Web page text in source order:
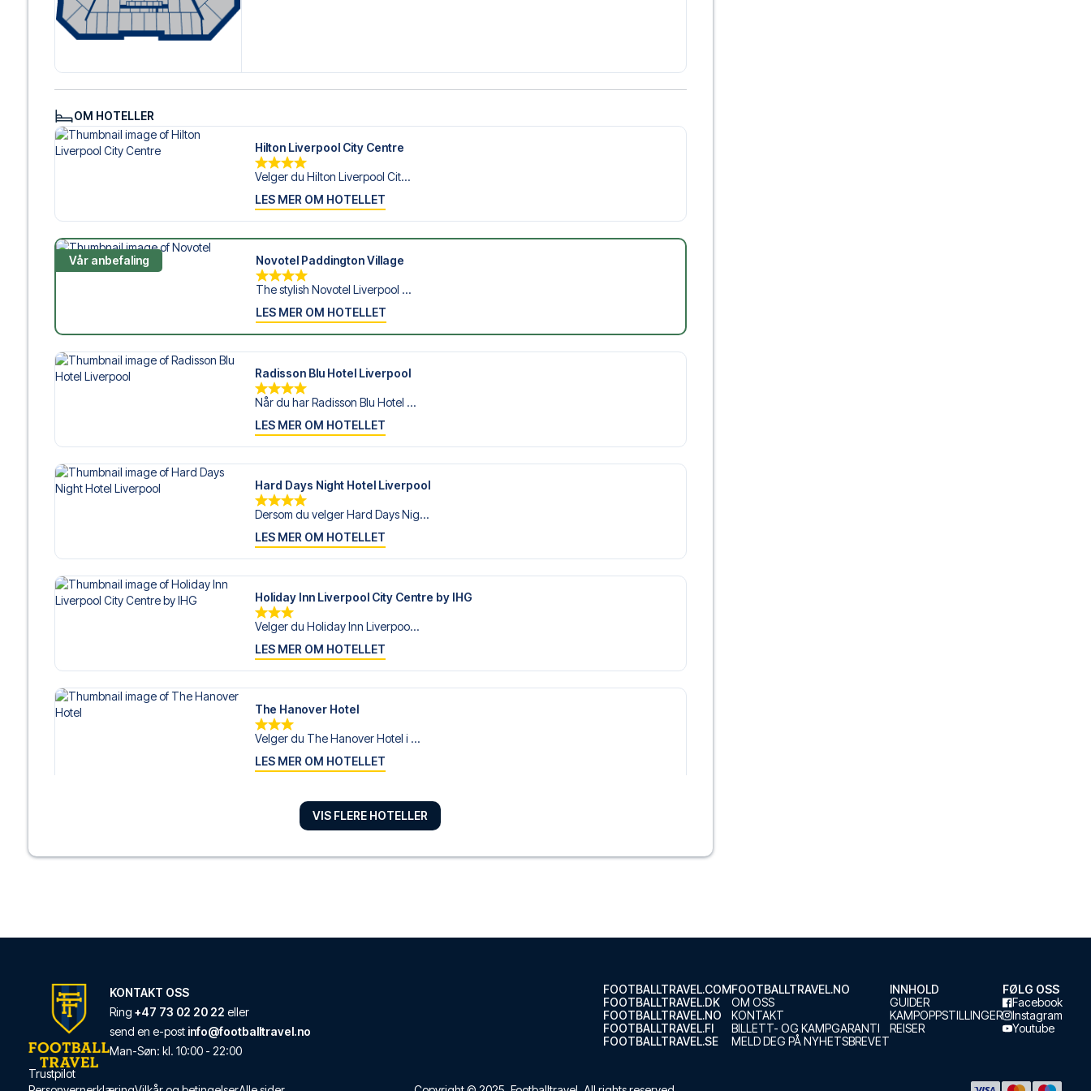
hjelp til å bestille reisen.
Er du klar for å oppleve Everton på Hill Dickinson Stadium mot Manchester City? Kontakt oss idag, og la oss hjelpe
OM HOTELLER
Hilton Liverpool City Centre
Velger du Hilton Liverpool Cit...
LES MER OM HOTELLET
Vår anbefaling Novotel Paddington Village
The stylish Novotel Liverpool ...
LES MER OM HOTELLET
Radisson Blu Hotel Liverpool
Når du har Radisson Blu Hotel ...
LES MER OM HOTELLET
Hard Days Night Hotel Liverpool
Dersom du velger Hard Days Nig...
LES MER OM HOTELLET
Holiday Inn Liverpool City Centre by IHG
Velger du Holiday Inn Liverpoo...
LES MER OM HOTELLET
The Hanover Hotel
Velger du The Hanover Hotel i ...
LES MER OM HOTELLET
Hotel Indigo Liverpool City Centre by IHG
VIS FLERE HOTELLER
KONTAKT OSS
Ring +47 73 02 20 22 eller
send en e-post info@footballtravel.no
Man-Søn: kl. 10:00 - 22:00
Trustpilot
FOOTBALLTRAVEL.COM
FOOTBALLTRAVEL.DK
FOOTBALLTRAVEL.NO
FOOTBALLTRAVEL.FI
FOOTBALLTRAVEL.SE
FOOTBALLTRAVEL.NO
OM OSS
KONTAKT
BILLETT- OG KAMPGARANTI
MELD DEG PÅ NYHETSBREVET
INNHOLD
GUIDER
KAMPOPPSTILLINGER
REISER
FØLG OSS
Facebook
Instagram
Youtube